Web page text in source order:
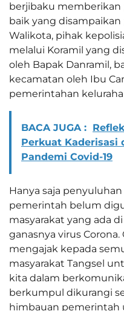
berjibaku
baik yang
Walikota, pihak
melalui Koramil yang
oleh Bapak Danramil,
kecamatan oleh Ibu
pemerintahan
BACA JUGA :
Perkuat Kaderisasi
Pandemi Covid-19
Hanya saja
pemerintah belum
masyarakat yang ada
ganasnya virus
mengajak kepada
masyarakat Tangsel
kita dalam
berkumpul dikurangi
himbauan pemerintah